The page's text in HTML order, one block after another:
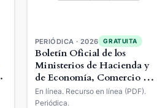
PERIÓDICA · 2026 GRATUITA
Boletín Oficial de los
Ministerios de Hacienda y
de Economía, Comercio y
Empresa
En línea. Recurso en línea (PDF).
Periódica.